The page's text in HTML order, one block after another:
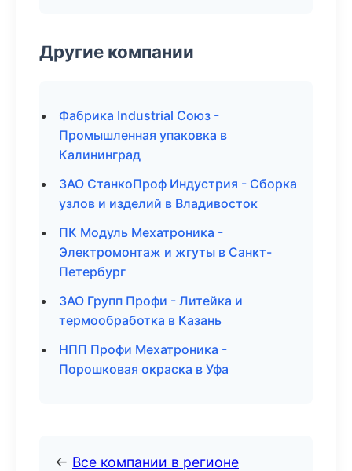
Другие компании
Фабрика Industrial Союз -
Промышленная упаковка в
Калининград
ЗАО СтанкоПроф Индустрия - Сборка
узлов и изделий в Владивосток
ПК Модуль Мехатроника -
Электромонтаж и жгуты в Санкт-
Петербург
ЗАО Групп Профи - Литейка и
термообработка в Казань
НПП Профи Мехатроника -
Порошковая окраска в Уфа
← Все компании в регионе